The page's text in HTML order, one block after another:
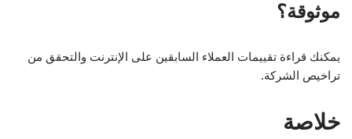
موثوقة؟
يمكنك قراءة تقييمات العملاء السابقين على الإنترنت والتحقق من
تراخيص الشركة.
خلاصة